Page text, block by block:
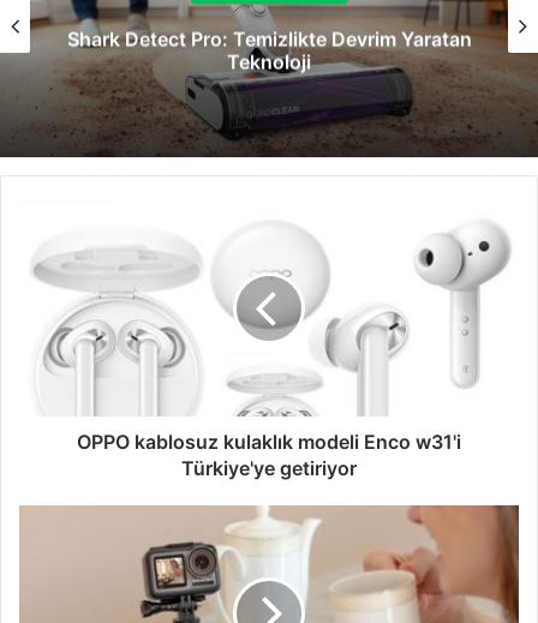
Shark Detect Pro: Temizlikte Devrim Yaratan
Teknoloji
kulaklık
modeli
w31'i
Türkiye'ye
OPPO kablosuz kulaklık modeli Enco w31'i
Türkiye'ye getiriyor